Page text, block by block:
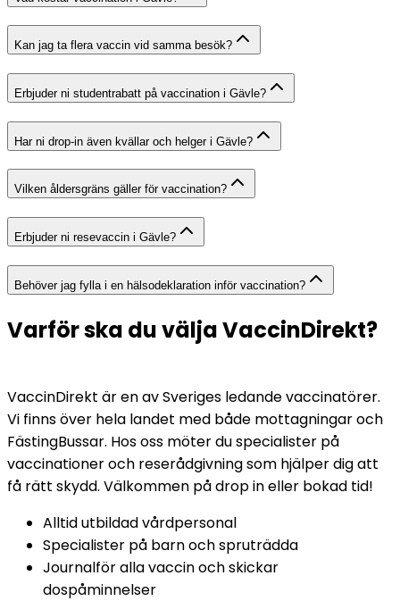
Kan jag ta flera vaccin vid samma besök?
Erbjuder ni studentrabatt på vaccination i Gävle?
Har ni drop-in även kvällar och helger i Gävle?
Vilken åldersgräns gäller för vaccination?
Erbjuder ni resevaccin i Gävle?
Behöver jag fylla i en hälsodeklaration inför vaccination?
Varför ska du välja VaccinDirekt?
VaccinDirekt är en av Sveriges ledande vaccinatörer.
Vi finns över hela landet med både mottagningar och
FästingBussar. Hos oss möter du specialister på
vaccinationer och reserådgivning som hjälper dig att
få rätt skydd. Välkommen på drop in eller bokad tid!
Alltid utbildad vårdpersonal
Specialister på barn och spruträdda
Journalför alla vaccin och skickar
dospåminnelser